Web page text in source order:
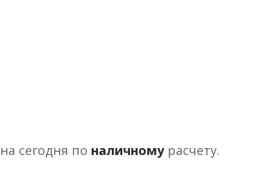
сегодня по наличномурасчету.